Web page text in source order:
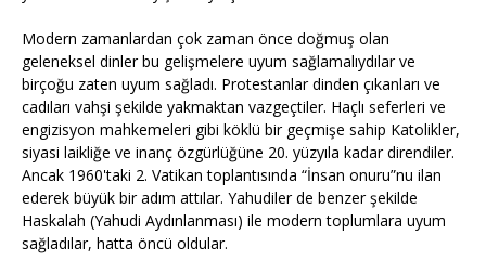
Modern zamanlardan çok zaman önce doğmuş olan
geleneksel dinler bu gelişmelere uyum sağlamalıydılar ve
birçoğu zaten uyum sağladı. Protestanlar dinden çıkanları ve
cadıları vahşi şekilde yakmaktan vazgeçtiler. Haçlı seferleri ve
engizisyon mahkemeleri gibi köklü bir geçmişe sahip Katolikler,
siyasi laikliğe ve inanç özgürlüğüne 20. yüzyıla kadar direndiler.
Ancak 1960'taki 2. Vatikan toplantısında “İnsan onuru”nu ilan
ederek büyük bir adım attılar. Yahudiler de benzer şekilde
Haskalah (Yahudi Aydınlanması) ile modern toplumlara uyum
sağladılar, hatta öncü oldular.